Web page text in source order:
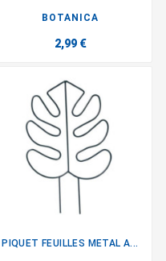
BOTANICA
2,99 €
PIQUET FEUILLES METAL A...